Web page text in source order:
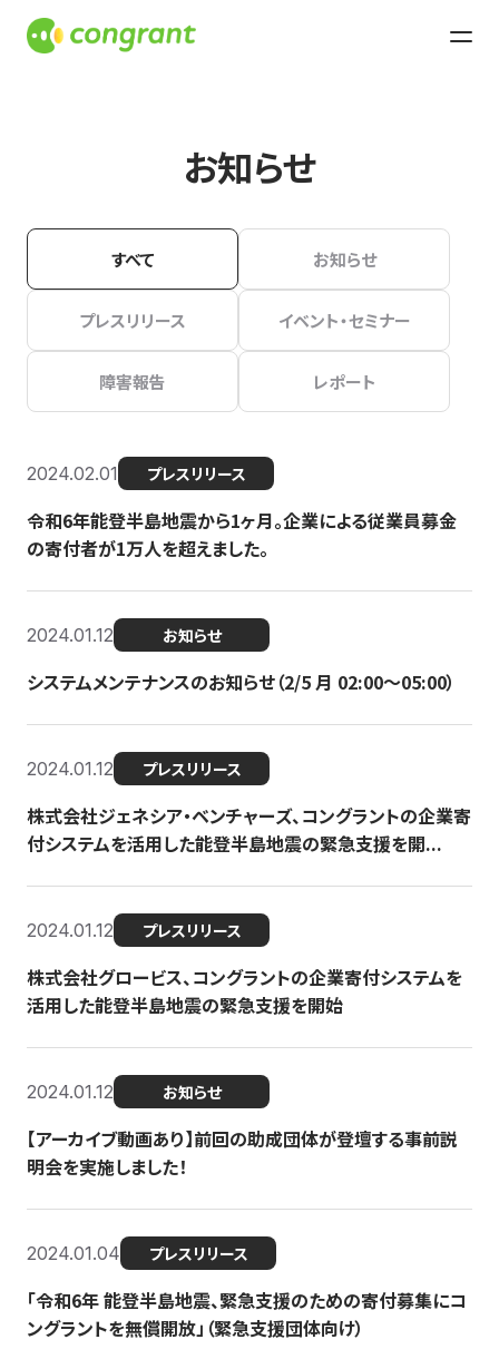
お知らせ
すべて お知らせ
プレスリリース イベント・セミナー
障害報告 レポート
2024.02.01 プレスリリース
令和6年能登半島地震から1ヶ月。企業による従業員募金
の寄付者が1万人を超えました。
2024.01.12 お知らせ
システムメンテナンスのお知らせ（2/5 月 02:00〜05:00）
2024.01.12 プレスリリース
株式会社ジェネシア・ベンチャーズ、コングラントの企業寄
付システムを活用した能登半島地震の緊急支援を開...
2024.01.12 プレスリリース
株式会社グロービス、コングラントの企業寄付システムを
活用した能登半島地震の緊急支援を開始
2024.01.12 お知らせ
【アーカイブ動画あり】前回の助成団体が登壇する事前説
明会を実施しました！
2024.01.04 プレスリリース
「令和6年 能登半島地震、緊急支援のための寄付募集にコ
ングラントを無償開放」（緊急支援団体向け）